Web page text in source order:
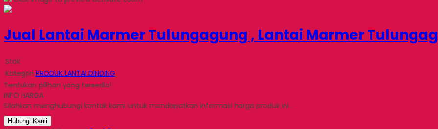
Jual Lantai Marmer Tulungagung , Lantai Marmer
Stok
Kategori PRODUK LANTAI DINDING
Tentukan pilihan yang tersedia!
INFO HARGA
Silahkan menghubungi kontak kami untuk mendapatkan informasi harga produk ini.
Hubungi Kami